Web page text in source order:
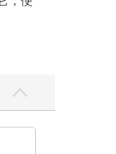
的
現
他